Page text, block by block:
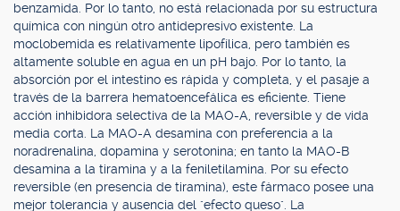
benzamida. Por lo tanto, no está relacionada por su estructura
química con ningún otro antidepresivo existente. La
moclobemida es relativamente lipofílica, pero también es
altamente soluble en agua en un pH bajo. Por lo tanto, la
absorción por el intestino es rápida y completa, y el pasaje a
través de la barrera hematoencefálica es eficiente. Tiene
acción inhibidora selectiva de la MAO-A, reversible y de vida
media corta. La MAO-A desamina con preferencia a la
noradrenalina, dopamina y serotonina; en tanto la MAO-B
desamina a la tiramina y a la feniletilamina. Por su efecto
reversible (en presencia de tiramina), este fármaco posee una
mejor tolerancia y ausencia del "efecto queso". La